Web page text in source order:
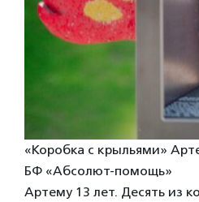
«Коробка с крыльями»
БФ «Абсолют-помощь»
Артему 13 лет. Десять из